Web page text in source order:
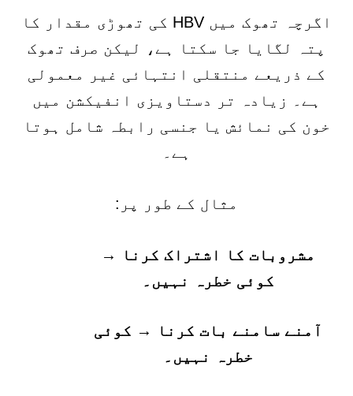
اگرچہ تھوک میں HBV کی تھوڑی مقدار کا
پتہ لگایا جا سکتا ہے، لیکن صرف تھوک
کے ذریعے منتقلی انتہائی غیر معمولی
ہے۔ زیادہ تر دستاویزی انفیکشن میں
خون کی نمائش یا جنسی رابطہ شامل ہوتا
ہے۔
مثال کے طور پر:
مشروبات کا اشتراک کرنا →
کوئی خطرہ نہیں۔
آمنے سامنے بات کرنا → کوئی
خطرہ نہیں۔